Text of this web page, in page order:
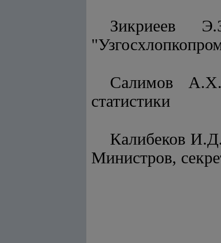
Зикриеев
Салимов
статистики
Калибеков
Министров,